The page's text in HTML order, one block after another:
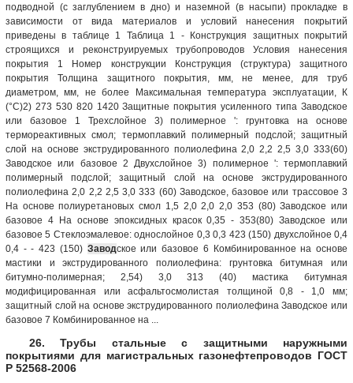
подводной (с заглублением в дно) и наземной (в насыпи) прокладке в
зависимости от вида материалов и условий нанесения покрытий
приведены в таблице 1 Таблица 1 - Конструкция защитных покрытий
строящихся и реконструируемых трубопроводов Условия нанесения
покрытия 1 Номер конструкции Конструкция (структура) защитного
покрытия Толщина защитного покрытия, мм, не менее, для труб
диаметром, мм, не более Максимальная температура эксплуатации, К
(°С)2) 273 530 820 1420 Защитные покрытия усиленного типа Заводское
или базовое 1 Трехслойное 3) полимерное ': грунтовка на основе
термореактивных смол; термоплавкий полимерный подслой; защитный
слой на основе экструдированного полиолефина 2,0 2,2 2,5 3,0 333(60)
Заводское или базовое 2 Двухслойное 3) полимерное ': термоплавкий
полимерный подслой; защитный слой на основе экструдированного
полиолефина 2,0 2,2 2,5 3,0 333 (60) Заводское, базовое или трассовое 3
На основе полиуретановых смол 1,5 2,0 2,0 2,0 353 (80) Заводское или
базовое 4 На основе эпоксидных красок 0,35 - 353(80) Заводское или
базовое 5 Стеклоэмалевое: однослойное 0,3 0,3 423 (150) двухслойное 0,4
0,4 - - 423 (150) Заводское или базовое 6 Комбинированное на основе
мастики и экструдированного полиолефина: грунтовка битумная или
битумно-полимерная; 2,54) 3,0 313 (40) мастика битумная
модифицированная или асфальтосмолистая толщиной 0,8 - 1,0 мм;
защитный слой на основе экструдированного полиолефина Заводское или
базовое 7 Комбинированное на ...
26. Трубы стальные с защитными наружными
покрытиями для магистральных газонефтепроводов ГОСТ
Р 52568-2006